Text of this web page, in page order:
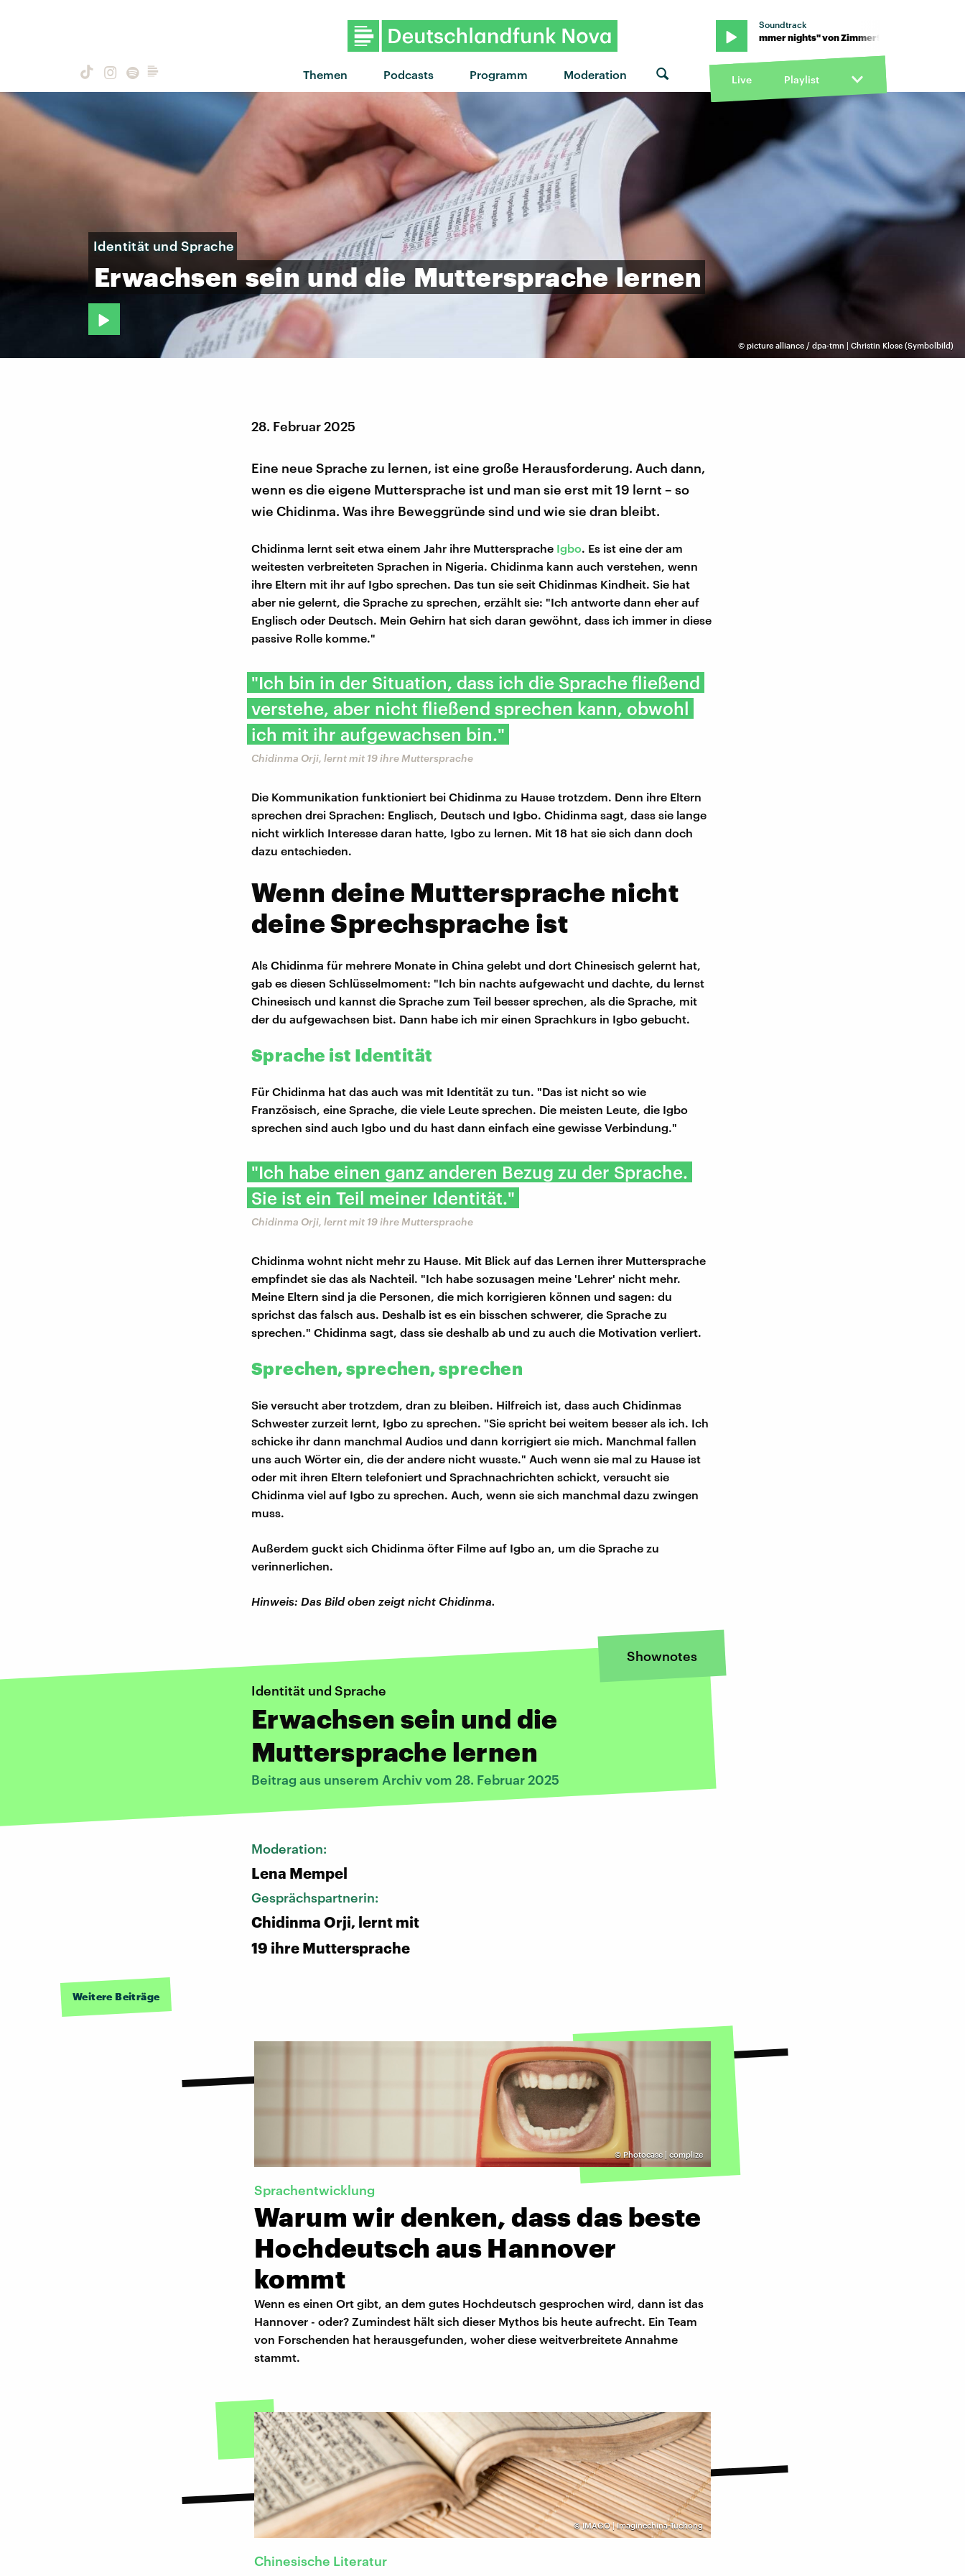
Themen Podcasts Programm Moderation
Soundtrack
"Summer nights" von Zimmer90 · "Summer nights" von Zimmer90 · "Summer nights" von
Live Playlist
© picture alliance / dpa-tmn | Christin Klose (Symbolbild)
Identität und Sprache
Erwachsen sein und die Muttersprache lernen
28. Februar 2025
Eine neue Sprache zu lernen, ist eine große Herausforderung. Auch dann,
wenn es die eigene Muttersprache ist und man sie erst mit 19 lernt – so
wie Chidinma. Was ihre Beweggründe sind und wie sie dran bleibt.
Chidinma lernt seit etwa einem Jahr ihre Muttersprache Igbo. Es ist eine der am
weitesten verbreiteten Sprachen in Nigeria. Chidinma kann auch verstehen, wenn
ihre Eltern mit ihr auf Igbo sprechen. Das tun sie seit Chidinmas Kindheit. Sie hat
aber nie gelernt, die Sprache zu sprechen, erzählt sie: "Ich antworte dann eher auf
Englisch oder Deutsch. Mein Gehirn hat sich daran gewöhnt, dass ich immer in diese
passive Rolle komme."
"Ich bin in der Situation, dass ich die Sprache fließend
verstehe, aber nicht fließend sprechen kann, obwohl
ich mit ihr aufgewachsen bin."
Chidinma Orji, lernt mit 19 ihre Muttersprache
Die Kommunikation funktioniert bei Chidinma zu Hause trotzdem. Denn ihre Eltern
sprechen drei Sprachen: Englisch, Deutsch und Igbo. Chidinma sagt, dass sie lange
nicht wirklich Interesse daran hatte, Igbo zu lernen. Mit 18 hat sie sich dann doch
dazu entschieden.
Wenn deine Muttersprache nicht
deine Sprechsprache ist
Als Chidinma für mehrere Monate in China gelebt und dort Chinesisch gelernt hat,
gab es diesen Schlüsselmoment: "Ich bin nachts aufgewacht und dachte, du lernst
Chinesisch und kannst die Sprache zum Teil besser sprechen, als die Sprache, mit
der du aufgewachsen bist. Dann habe ich mir einen Sprachkurs in Igbo gebucht.
Sprache ist Identität
Für Chidinma hat das auch was mit Identität zu tun. "Das ist nicht so wie
Französisch, eine Sprache, die viele Leute sprechen. Die meisten Leute, die Igbo
sprechen sind auch Igbo und du hast dann einfach eine gewisse Verbindung."
"Ich habe einen ganz anderen Bezug zu der Sprache.
Sie ist ein Teil meiner Identität."
Chidinma Orji, lernt mit 19 ihre Muttersprache
Chidinma wohnt nicht mehr zu Hause. Mit Blick auf das Lernen ihrer Muttersprache
empfindet sie das als Nachteil. "Ich habe sozusagen meine 'Lehrer' nicht mehr.
Meine Eltern sind ja die Personen, die mich korrigieren können und sagen: du
sprichst das falsch aus. Deshalb ist es ein bisschen schwerer, die Sprache zu
sprechen." Chidinma sagt, dass sie deshalb ab und zu auch die Motivation verliert.
Sprechen, sprechen, sprechen
Sie versucht aber trotzdem, dran zu bleiben. Hilfreich ist, dass auch Chidinmas
Schwester zurzeit lernt, Igbo zu sprechen. "Sie spricht bei weitem besser als ich. Ich
schicke ihr dann manchmal Audios und dann korrigiert sie mich. Manchmal fallen
uns auch Wörter ein, die der andere nicht wusste." Auch wenn sie mal zu Hause ist
oder mit ihren Eltern telefoniert und Sprachnachrichten schickt, versucht sie
Chidinma viel auf Igbo zu sprechen. Auch, wenn sie sich manchmal dazu zwingen
muss.
Außerdem guckt sich Chidinma öfter Filme auf Igbo an, um die Sprache zu
verinnerlichen.
Hinweis: Das Bild oben zeigt nicht Chidinma.
Shownotes
Identität und Sprache
Erwachsen sein und die
Muttersprache lernen
Beitrag aus unserem Archiv vom 28. Februar 2025
Moderation:
Lena Mempel
Gesprächspartnerin:
Chidinma Orji, lernt mit
19 ihre Muttersprache
Weitere Beiträge
© Photocase | complize
Sprachentwicklung
Warum wir denken, dass das beste
Hochdeutsch aus Hannover
kommt
Wenn es einen Ort gibt, an dem gutes Hochdeutsch gesprochen wird, dann ist das
Hannover - oder? Zumindest hält sich dieser Mythos bis heute aufrecht. Ein Team
von Forschenden hat herausgefunden, woher diese weitverbreitete Annahme
stammt.
©IMAGO | Imaginechina-Tuchong
Chinesische Literatur